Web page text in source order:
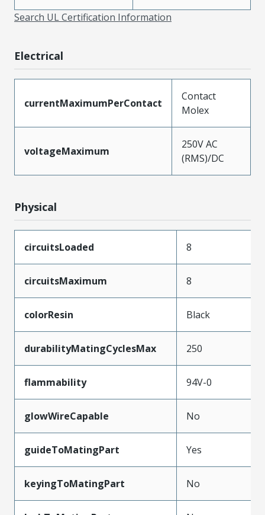
Search UL Certification Information
Electrical
currentMaximumPerContact
Contact
Molex
voltageMaximum
250V AC
(RMS)/DC
Physical
circuitsLoaded 8
circuitsMaximum 8
colorResin Black
durabilityMatingCyclesMax 250
flammability 94V-0
glowWireCapable No
guideToMatingPart Yes
keyingToMatingPart No